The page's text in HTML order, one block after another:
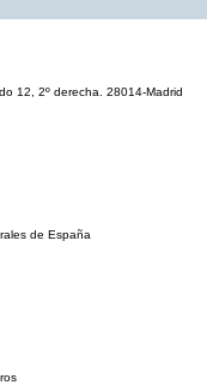
12, 2º derecha. 28014-Madrid
de España